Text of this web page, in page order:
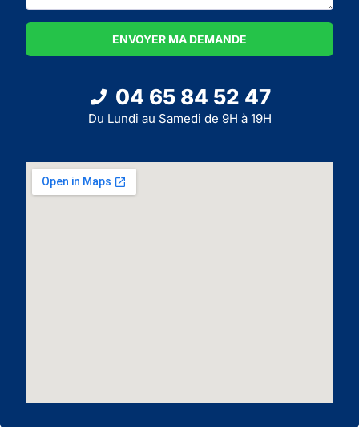
ENVOYER MA DEMANDE
04 65 84 52 47
Du Lundi au Samedi de 9H à 19H